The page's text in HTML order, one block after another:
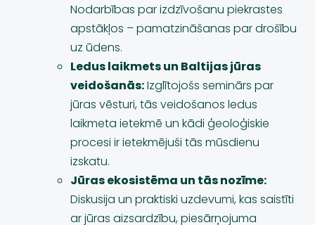
Nodarbības par izdzīvošanu piekrastes
apstākļos – pamatzināšanas par drošību
uz ūdens.
Ledus laikmets un Baltijas jūras
veidošanās:Izglītojošs seminārs par
jūras vēsturi, tās veidošanos ledus
laikmeta ietekmē un kādi ģeoloģiskie
procesi ir ietekmējuši tās mūsdienu
izskatu.
Jūras ekosistēma un tās nozīme:
Diskusija un praktiski uzdevumi, kas saistīti
ar jūras aizsardzību, piesārņojuma